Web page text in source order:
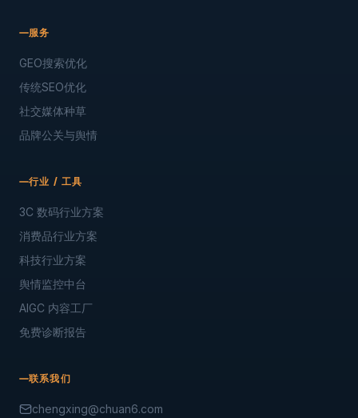
服务
GEO搜索优化
传统SEO优化
社交媒体种草
品牌公关与舆情
行业 / 工具
3C 数码行业方案
消费品行业方案
科技行业方案
舆情监控中台
AIGC 内容工厂
免费诊断报告
联系我们
chengxing@chuan6.com